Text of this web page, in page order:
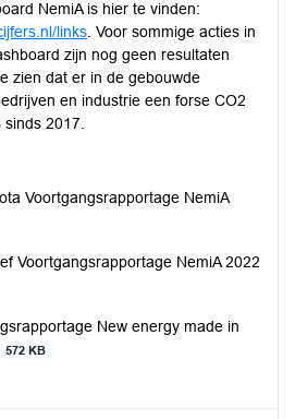
NemiA is hier te vinden:
links . Voor sommige acties in
zijn nog geen resultaten
zien dat er in de gebouwde
en industrie een forse CO2
2017.
Voortgangsrapportage NemiA
Voortgangsrapportage NemiA 2022
New energy made in
572 KB